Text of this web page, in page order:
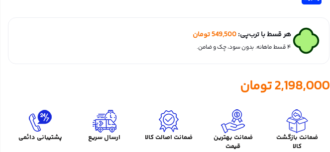
هر قسط با ترب‌پی:549,500تومان
۴ قسط ماهانه. بدون سود، چک و ضامن.
2,198,000تومان
ضمانت بازگشت
کالا
ضمانت بهترین
قیمت
ضمانت اصالت کالا ارسال سریع پشتیبانی دائمی